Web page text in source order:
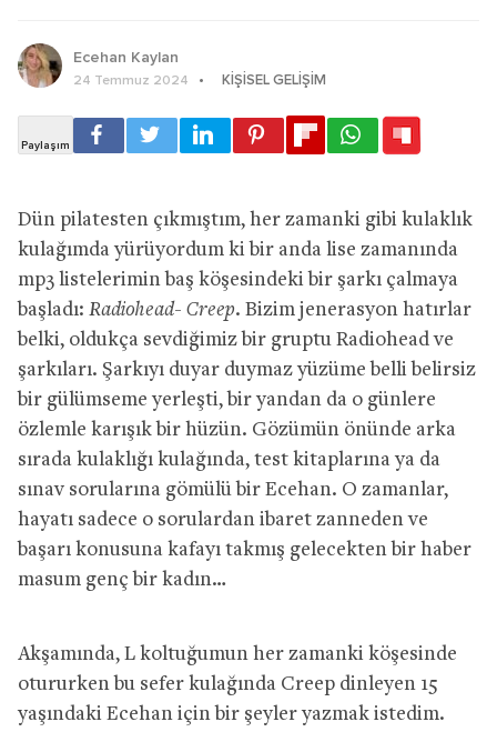
Ecehan Kaylan
24 Temmuz 2024 KIŞISEL GELIŞIM
Dün pilatesten çıkmıştım, her zamanki gibi kulaklık
kulağımda yürüyordum ki bir anda lise zamanında
mp3 listelerimin baş köşesindeki bir şarkı çalmaya
başladı: Radiohead- Creep. Bizim jenerasyon hatırlar
belki, oldukça sevdiğimiz bir gruptu Radiohead ve
şarkıları. Şarkıyı duyar duymaz yüzüme belli belirsiz
bir gülümseme yerleşti, bir yandan da o günlere
özlemle karışık bir hüzün. Gözümün önünde arka
sırada kulaklığı kulağında, test kitaplarına ya da
sınav sorularına gömülü bir Ecehan. O zamanlar,
hayatı sadece o sorulardan ibaret zanneden ve
başarı konusuna kafayı takmış gelecekten bir haber
masum genç bir kadın…
Akşamında, L koltuğumun her zamanki köşesinde
otururken bu sefer kulağında Creep dinleyen 15
yaşındaki Ecehan için bir şeyler yazmak istedim.